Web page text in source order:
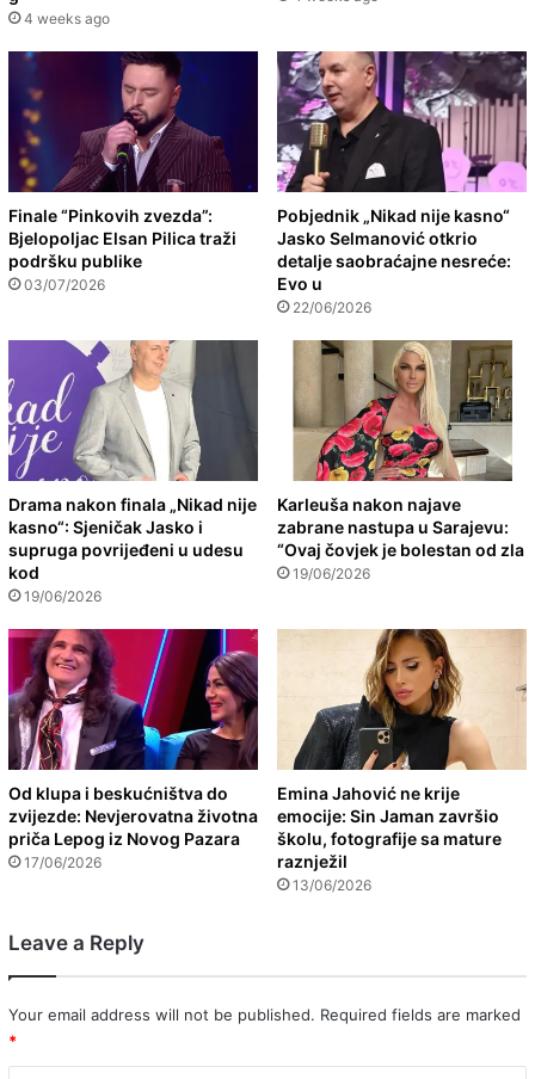
4 weeks ago
Finale “Pinkovih zvezda”:
Bjelopoljac Elsan Pilica traži
podršku publike
03/07/2026
Pobjednik „Nikad nije kasno“
Jasko Selmanović otkrio
detalje saobraćajne nesreće:
Evo u
22/06/2026
Drama nakon finala „Nikad nije
kasno“: Sjeničak Jasko i
supruga povrijeđeni u udesu
kod
19/06/2026
Karleuša nakon najave
zabrane nastupa u Sarajevu:
“Ovaj čovjek je bolestan od zla
19/06/2026
Od klupa i beskućništva do
zvijezde: Nevjerovatna životna
priča Lepog iz Novog Pazara
17/06/2026
Emina Jahović ne krije
emocije: Sin Jaman završio
školu, fotografije sa mature
raznježil
13/06/2026
Leave a Reply
Your email address will not be published. Required fields are marked
*